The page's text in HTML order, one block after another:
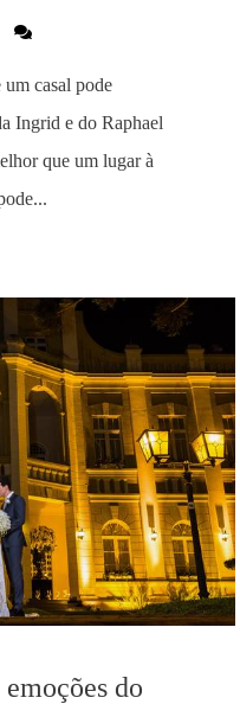
casal pode
Ingrid e do Raphael
que um lugar à
do